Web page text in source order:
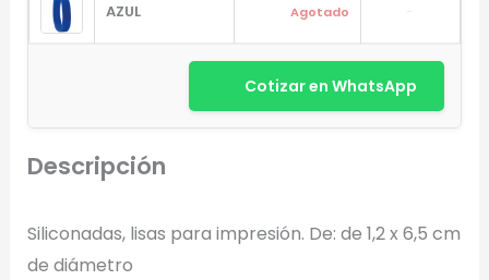
Arrastra y suelta tu logotipo aquí
Formatos: PNG, JPG, SVG (Max. 5MB). Se recomienda fondo
AZUL Agotado
Cotizar en WhatsApp
Descripción
Siliconadas, lisas para impresión. De: de 1,2 x 6,5 cm
de diámetro